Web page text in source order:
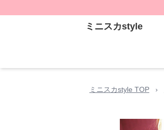
ミニスカstyle
ミニスカstyle TOP ›